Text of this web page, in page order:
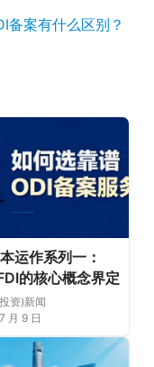
备案有什么区别？
运作系列一：
的核心概念界定
资)新闻
月 9 日